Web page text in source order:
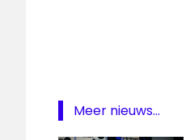
RTBF
Meer nieuws...